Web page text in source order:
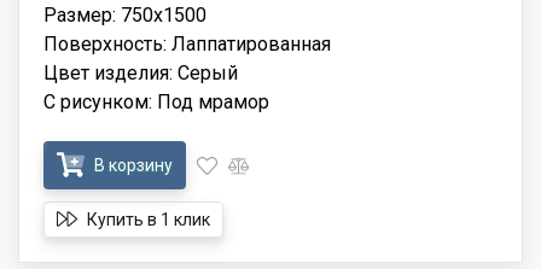
Размер: 750x1500
Поверхность: Лаппатированная
Цвет изделия: Серый
С рисунком: Под мрамор
В корзину
Купить в 1 клик